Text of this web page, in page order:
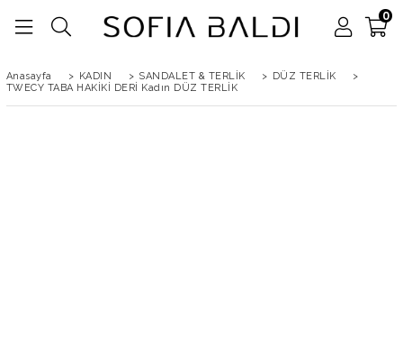
0
Anasayfa > KADIN > SANDALET & TERLİK > DÜZ TERLİK
>
TWECY TABA HAKİKİ DERİ Kadın DÜZ TERLİK